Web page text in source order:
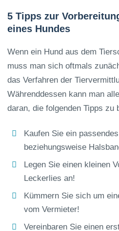
5 Tipps zur
eines Hundes
Wenn ein Hund aus dem
muss man sich oftmals
das Verfahren der
Währenddessen kann man
daran, die folgenden Tipps zu
Kaufen Sie ein
beziehungsweise
Legen Sie einen kleinen
Leckerlies an!
Kümmern Sie sich um
vom Vermieter!
Vereinbaren Sie einen